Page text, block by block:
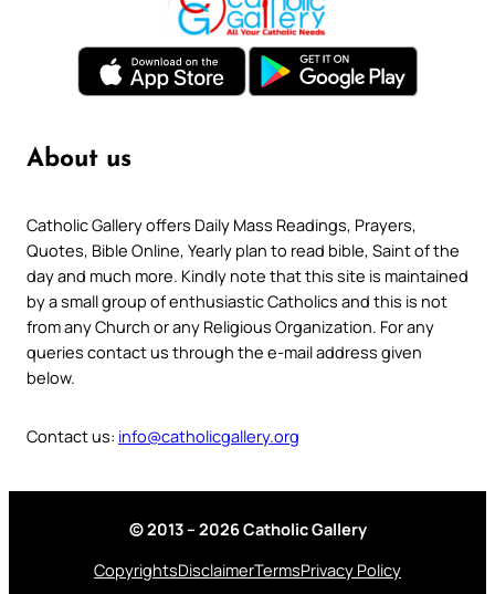
About us
Catholic Gallery offers Daily Mass Readings, Prayers,
Quotes, Bible Online, Yearly plan to read bible, Saint of the
day and much more. Kindly note that this site is maintained
by a small group of enthusiastic Catholics and this is not
from any Church or any Religious Organization. For any
queries contact us through the e-mail address given
below.
Contact us: info@catholicgallery.org
© 2013 – 2026 Catholic Gallery
CopyrightsDisclaimerTermsPrivacy Policy